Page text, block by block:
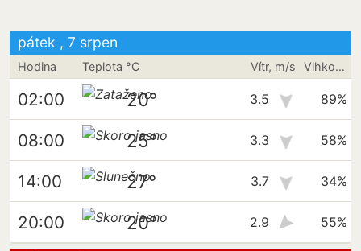
pátek , 7 srpen
Hodina Teplota °C Vítr, m/s Vlhkost vzduchu
02:00 20° 3.5 89%
08:00 25° 3.3 58%
14:00 27° 3.7 34%
20:00 20° 2.9 55%